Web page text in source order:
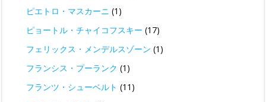
ピエトロ・マスカーニ (1)
ピョートル・チャイコフスキー (17)
フェリックス・メンデルスゾーン (1)
フランシス・プーランク (1)
フランツ・シューベルト (11)